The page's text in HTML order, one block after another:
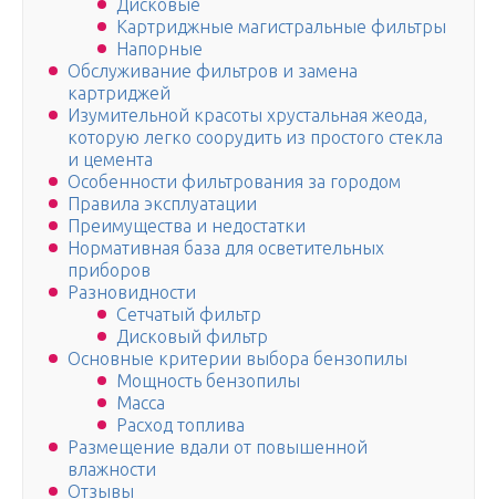
Дисковые
Картриджные магистральные фильтры
Напорные
Обслуживание фильтров и замена
картриджей
Изумительной красоты хрустальная жеода,
которую легко соорудить из простого стекла
и цемента
Особенности фильтрования за городом
Правила эксплуатации
Преимущества и недостатки
Нормативная база для осветительных
приборов
Разновидности
Сетчатый фильтр
Дисковый фильтр
Основные критерии выбора бензопилы
Мощность бензопилы
Масса
Расход топлива
Размещение вдали от повышенной
влажности
Отзывы